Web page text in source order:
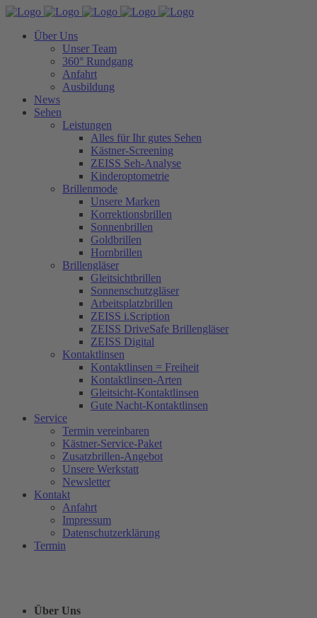
Über Uns
Unser Team
360° Rundgang
Anfahrt
Ausbildung
News
Sehen
Leistungen
Alles für Ihr gutes Sehen
Kästner-Screening
ZEISS Seh-Analyse
Kinderoptometrie
Brillenmode
Unsere Marken
Korrektionsbrillen
Sonnenbrillen
Goldbrillen
Hornbrillen
Brillengläser
Gleitsichtbrillen
Sonnenschutzgläser
Arbeitsplatzbrillen
ZEISS i.Scription
ZEISS DriveSafe Brillengläser
ZEISS Digital
Kontaktlinsen
Kontaktlinsen = Freiheit
Kontaktlinsen-Arten
Gleitsicht-Kontaktlinsen
Gute Nacht-Kontaktlinsen
Service
Termin vereinbaren
Kästner-Service-Paket
Zusatzbrillen-Angebot
Unsere Werkstatt
Newsletter
Kontakt
Anfahrt
Impressum
Datenschutzerklärung
Termin
Über Uns